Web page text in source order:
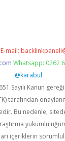
E-mail:
Whatsapp: 0262
@karabul
Sayılı Kanun
tarafından
Bu nedenle,
içeriklerin